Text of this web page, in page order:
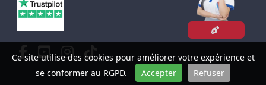
Ce site utilise des cookies pour améliorer votre expérience et
se conformer au RGPD.
Accepter Refuser